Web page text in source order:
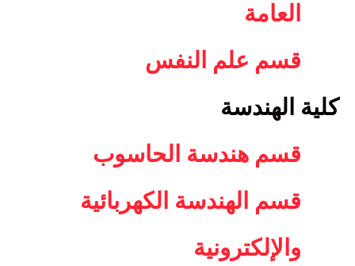
العامة
قسم علم النفس
كلية الهندسة
قسم هندسة الحاسوب
قسم الهندسة الكهربائية
والإلكترونية